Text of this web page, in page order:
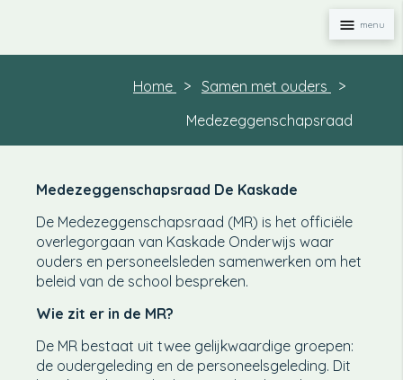
Home
Samen met ouders
Medezeggenschapsraad
Medezeggenschapsraad De Kaskade
De Medezeggenschapsraad (MR) is het officiële
overlegorgaan van Kaskade Onderwijs waar
ouders en personeelsleden samenwerken om het
beleid van de school bespreken.
Wie zit er in de MR?
De MR bestaat uit twee gelijkwaardige groepen:
de oudergeleding en de personeelsgeleding. Dit